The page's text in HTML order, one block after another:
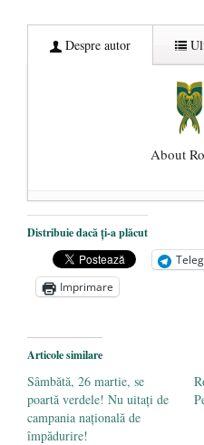
Despre autor
About
Dezvăluiri
președintele
Zelensky
- 13 mai
Statul care servește
Legea Vexler
poetului Octavian
- 16 aprilie 2026
Distribuie dacă ți-a plăcut
Imprimare
Articole similare
Sâmbătă, 26 martie, se
poartă verdele! Nu uitați de
campania națională de
împădurire!